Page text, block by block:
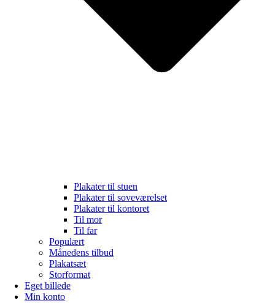
Plakater til stuen
Plakater til soveværelset
Plakater til kontoret
Til mor
Til far
Populært
Månedens tilbud
Plakatsæt
Storformat
Eget billede
Min konto